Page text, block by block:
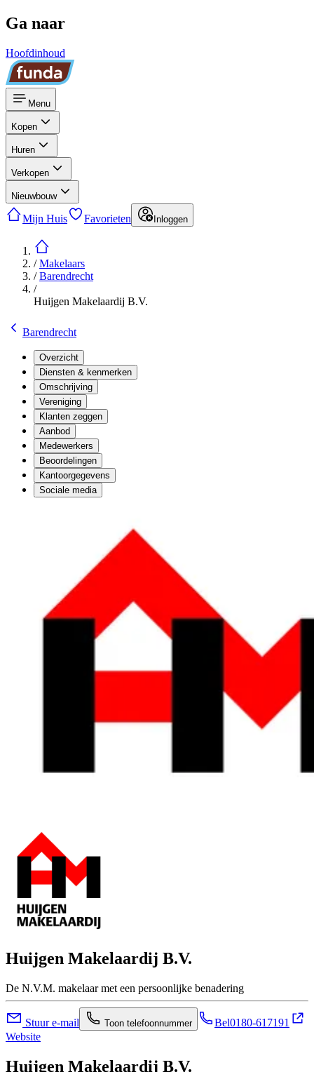
Ga naar
Hoofdinhoud
Menu
Kopen
Huren
Verkopen
Nieuwbouw
Mijn Huis Favorieten Inloggen
/Makelaars
/Barendrecht
/
Huijgen Makelaardij B.V.
Barendrecht
Overzicht
Diensten & kenmerken
Omschrijving
Vereniging
Klanten zeggen
Aanbod
Medewerkers
Beoordelingen
Kantoorgegevens
Sociale media
Huijgen Makelaardij B.V.
De N.V.M. makelaar met een persoonlijke benadering
Stuur e-mail Toon telefoonnummer Bel0180-617191
Website
Huijgen Makelaardij B.V.